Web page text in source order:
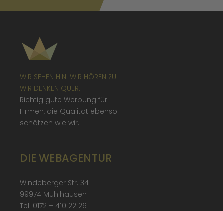
WIR SEHEN HIN. WIR HÖREN ZU.
WIR DENKEN QUER.
Richtig gute Werbung für
Firmen, die Qualität ebenso
schätzen wie wir.
DIE WEBAGENTUR
Windeberger Str. 34
99974 Mühlhausen
Tel. 0172 – 410 22 26